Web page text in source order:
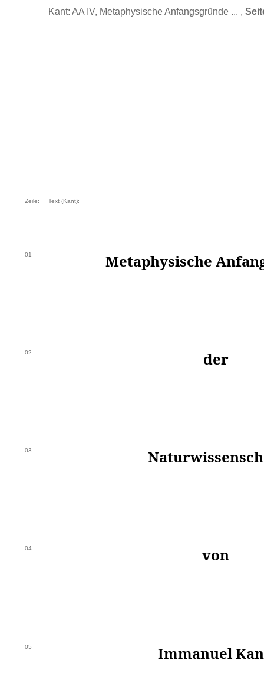
Kant: AA IV, Metaphysische Anfangsgründe ... ,
Zeile: Text (Kant):
01 Metaphysische
02 der
03
04 von
05 Immanuel